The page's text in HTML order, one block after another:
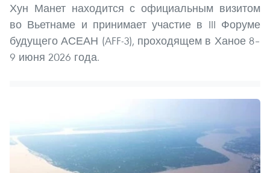
Хун Манет находится с официальным визитом
во Вьетнаме и принимает участие в III Форуме
будущего АСЕАН (AFF-3), проходящем в Ханое 8–
9 июня 2026 года.